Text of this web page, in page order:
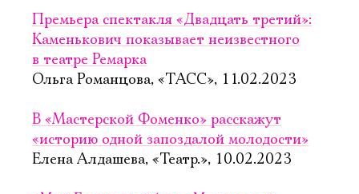
Премьера спектакля «Двадцать третий»:
Каменькович показывает неизвестного
в театре Ремарка
Ольга Романцова, «ТАСС», 11.02.2023
В «Мастерской Фоменко» расскажут
«историю одной запоздалой молодости»
Елена Алдашева, «Театр.», 10.02.2023